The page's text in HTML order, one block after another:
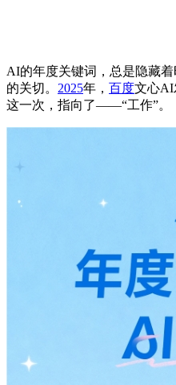
AI的年度关键词，总是隐藏
的关切。 2025年， 百度文心AI
这一次，指向了——“工作”。